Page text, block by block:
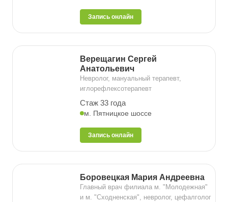
Запись онлайн
Верещагин Сергей
Анатольевич
Невролог, мануальный терапевт,
иглорефлексотерапевт
Стаж 33 года
м. Пятницкое шоссе
Запись онлайн
Боровецкая Мария Андреевна
Главный врач филиала м. "Молодежная"
и м. "Сходненская", невролог, цефалголог